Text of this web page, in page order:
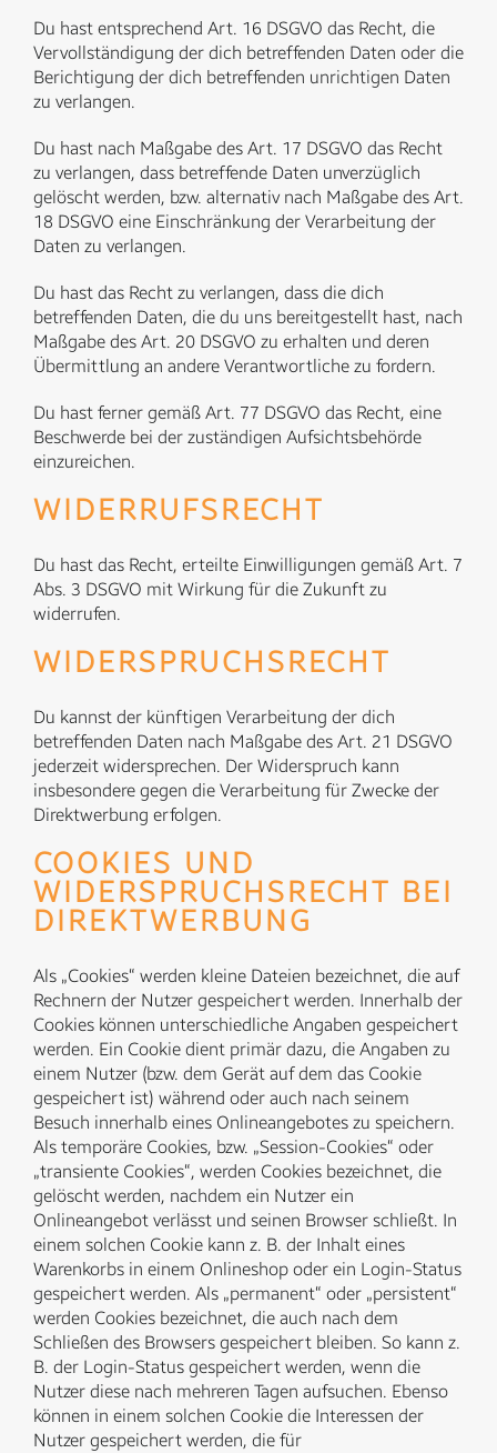
Du hast entsprechend Art. 16 DSGVO das Recht, die
Vervollständigung der dich betreffenden Daten oder die
Berichtigung der dich betreffenden unrichtigen Daten
zu verlangen.
Du hast nach Maßgabe des Art. 17 DSGVO das Recht
zu verlangen, dass betreffende Daten unverzüglich
gelöscht werden, bzw. alternativ nach Maßgabe des Art.
18 DSGVO eine Einschränkung der Verarbeitung der
Daten zu verlangen.
Du hast das Recht zu verlangen, dass die dich
betreffenden Daten, die du uns bereitgestellt hast, nach
Maßgabe des Art. 20 DSGVO zu erhalten und deren
Übermittlung an andere Verantwortliche zu fordern.
Du hast ferner gemäß Art. 77 DSGVO das Recht, eine
Beschwerde bei der zuständigen Aufsichtsbehörde
einzureichen.
WIDERRUFSRECHT
Du hast das Recht, erteilte Einwilligungen gemäß Art. 7
Abs. 3 DSGVO mit Wirkung für die Zukunft zu
widerrufen.
WIDERSPRUCHSRECHT
Du kannst der künftigen Verarbeitung der dich
betreffenden Daten nach Maßgabe des Art. 21 DSGVO
jederzeit widersprechen. Der Widerspruch kann
insbesondere gegen die Verarbeitung für Zwecke der
Direktwerbung erfolgen.
COOKIES UND
WIDERSPRUCHSRECHT BEI
DIREKTWERBUNG
Als „Cookies“ werden kleine Dateien bezeichnet, die auf
Rechnern der Nutzer gespeichert werden. Innerhalb der
Cookies können unterschiedliche Angaben gespeichert
werden. Ein Cookie dient primär dazu, die Angaben zu
einem Nutzer (bzw. dem Gerät auf dem das Cookie
gespeichert ist) während oder auch nach seinem
Besuch innerhalb eines Onlineangebotes zu speichern.
Als temporäre Cookies, bzw. „Session-Cookies“ oder
„transiente Cookies“, werden Cookies bezeichnet, die
gelöscht werden, nachdem ein Nutzer ein
Onlineangebot verlässt und seinen Browser schließt. In
einem solchen Cookie kann z. B. der Inhalt eines
Warenkorbs in einem Onlineshop oder ein Login-Status
gespeichert werden. Als „permanent“ oder „persistent“
werden Cookies bezeichnet, die auch nach dem
Schließen des Browsers gespeichert bleiben. So kann z.
B. der Login-Status gespeichert werden, wenn die
Nutzer diese nach mehreren Tagen aufsuchen. Ebenso
können in einem solchen Cookie die Interessen der
Nutzer gespeichert werden, die für